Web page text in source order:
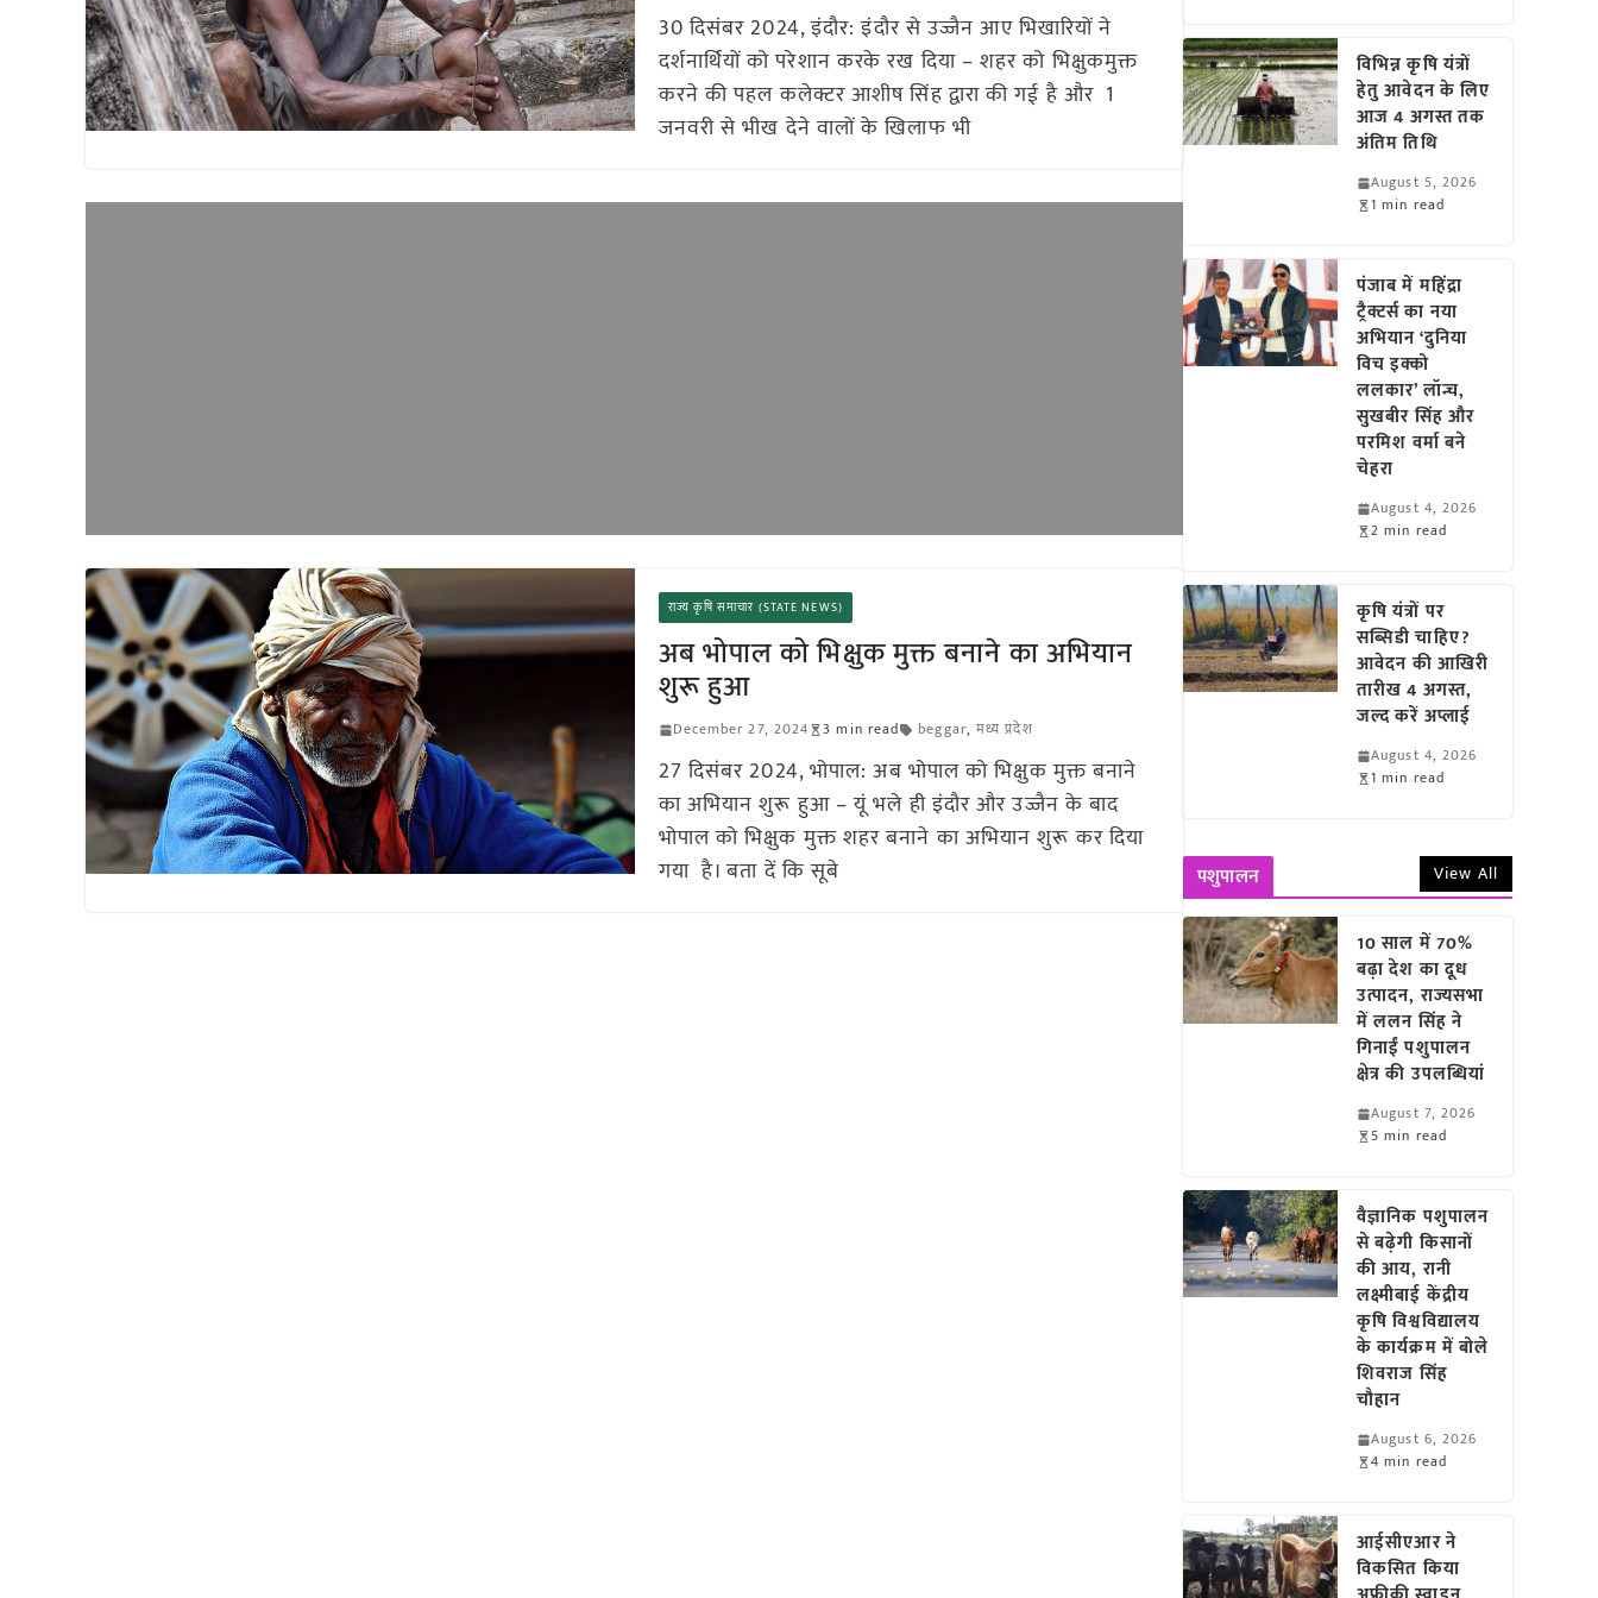
30 दिसंबर 2024, इंदौर: इंदौर से उज्जैन आए भिखारियों ने
दर्शनार्थियों को परेशान करके रख दिया – शहर को भिक्षुकमुक्त
करने की पहल कलेक्टर आशीष सिंह द्वारा की गई है और 1
जनवरी से भीख देने वालों के खिलाफ भी
राज्य कृषि समाचार (STATE NEWS)
अब भोपाल को भिक्षुक मुक्त बनाने का अभियान
शुरू हुआ
December 27, 2024 3 min read beggar,मध्य प्रदेश
27 दिसंबर 2024, भोपाल: अब भोपाल को भिक्षुक मुक्त बनाने
का अभियान शुरू हुआ – यूं भले ही इंदौर और उज्जैन के बाद
भोपाल को भिक्षुक मुक्त शहर बनाने का अभियान शुरू कर दिया
गया है। बता दें कि सूबे
विभिन्न कृषि यंत्रों
हेतु आवेदन के लिए
आज 4 अगस्त तक
अंतिम तिथि
August 5, 2026
1 min read
पंजाब में महिंद्रा
ट्रैक्टर्स का नया
अभियान ‘दुनिया
विच इक्को
ललकार’ लॉन्च,
सुखबीर सिंह और
परमिश वर्मा बने
चेहरा
August 4, 2026
2 min read
कृषि यंत्रों पर
सब्सिडी चाहिए?
आवेदन की आखिरी
तारीख 4 अगस्त,
जल्द करें अप्लाई
August 4, 2026
1 min read
पशुपालन View All
10 साल में 70%
बढ़ा देश का दूध
उत्पादन, राज्यसभा
में ललन सिंह ने
गिनाईं पशुपालन
क्षेत्र की उपलब्धियां
August 7, 2026
5 min read
वैज्ञानिक पशुपालन
से बढ़ेगी किसानों
की आय, रानी
लक्ष्मीबाई केंद्रीय
कृषि विश्वविद्यालय
के कार्यक्रम में बोले
शिवराज सिंह
चौहान
August 6, 2026
4 min read
आईसीएआर ने
विकसित किया